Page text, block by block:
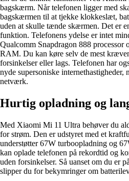
bagskærm. Når telefonen ligger med
bagskærmen til at tjekke klokkeslæt,
uden at skulle tænde skærmen. Det er
funktion. Telefonens ydelse er intet
Qualcomm Snapdragon 888
RAM. Du kan køre selv de mest
forsinkelser eller lags. Telefonen har
nyde supersoniske internethastigheder,
netværk.
Hurtig opladning og
Med Xiaomi Mi 11 Ultra behøver du
for strøm. Den er udstyret med et
understøtter 67W turboopladning og
kan oplade telefonen på rekordtid og
uden forsinkelser. Så uanset om du er
slipper du for bekymringer om